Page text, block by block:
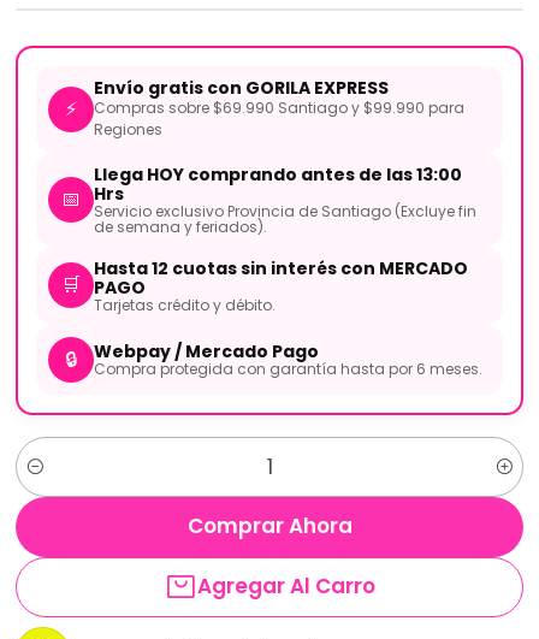
⚡
Envío gratis con GORILA EXPRESS
Compras sobre $69.990 Santiago y $99.990 para
Regiones
📅
Llega HOY comprando antes de las 13:00
Hrs
Servicio exclusivo Provincia de Santiago (Excluye fin
de semana y feriados).
🛒
Hasta 12 cuotas sin interés con MERCADO
PAGO
Tarjetas crédito y débito.
🔒 Webpay / Mercado Pago
Compra protegida con garantía hasta por 6 meses.
Cantidad
Agregar Al Carro
Comprar Ahora